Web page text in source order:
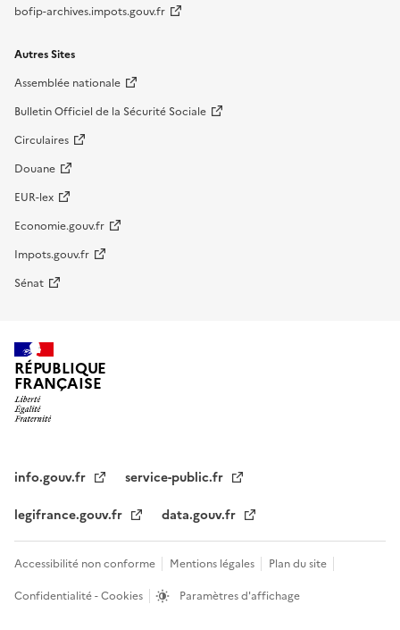
bofip-archives.impots.gouv.fr
Autres Sites
Assemblée nationale
Bulletin Officiel de la Sécurité Sociale
Circulaires
Douane
EUR-lex
Economie.gouv.fr
Impots.gouv.fr
Sénat
RÉPUBLIQUE
FRANÇAISE
info.gouv.fr
service-public.fr
legifrance.gouv.fr
data.gouv.fr
Accessibilité non conforme Mentions légales
Plan du site
Confidentialité - Cookies
Paramètres d'affichage